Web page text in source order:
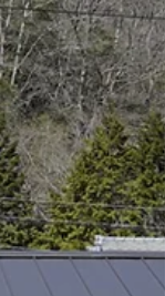
開くためにはやら
載！ 個人作家とし
なことは、作品作
いうことを知り、
かと思います。 試